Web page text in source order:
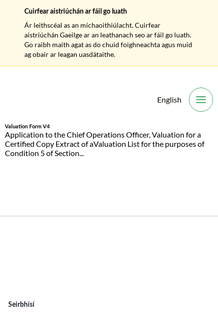
English
Valuation Form V4
Application to the Chief Operations Officer, Valuation for a
Certified Copy Extract of aValuation List for the purposes of
Condition 5 of Section...
Seirbhísí
Cuirfear aistriúchán ar fáil go luath
Ár leithscéal as an míchaoithiúlacht. Cuirfear
aistriúchán Gaeilge ar an leathanach seo ar fáil go luath.
Go raibh maith agat as do chuid foighneachta agus muid
ag obair ar leagan uasdátaithe.